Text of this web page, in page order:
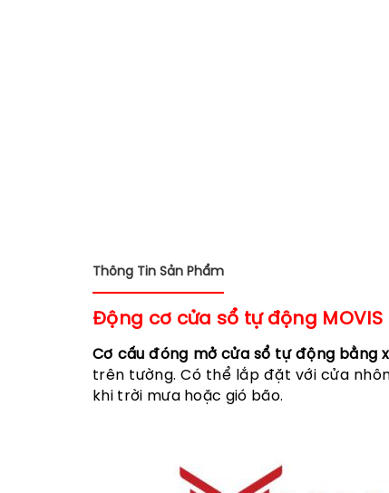
Thông Tin Sản Phẩm
Động cơ cửa sổ tự động MOVIS
Cơ cấu đóng mở cửa sổ tự động bằng
trên tường. Có thể lắp đặt với cửa
khi trời mưa hoặc gió bão.